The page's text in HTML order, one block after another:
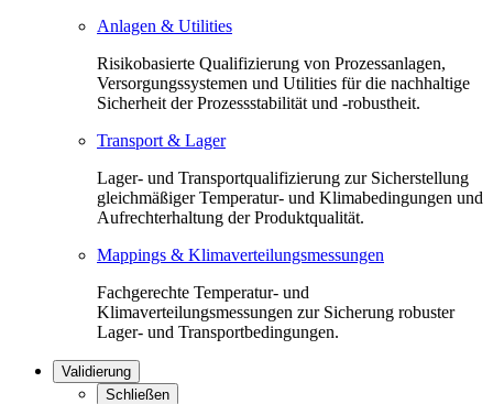
Anlagen & Utilities
Risikobasierte Qualifizierung von Prozessanlagen,
Versorgungssystemen und Utilities für die nachhaltige
Sicherheit der Prozessstabilität und -robustheit.
Transport & Lager
Lager- und Transportqualifizierung zur Sicherstellung
gleichmäßiger Temperatur- und Klimabedingungen und
Aufrechterhaltung der Produktqualität.
Mappings & Klimaverteilungsmessungen
Fachgerechte Temperatur- und
Klimaverteilungsmessungen zur Sicherung robuster
Lager- und Transportbedingungen.
Validierung
Schließen